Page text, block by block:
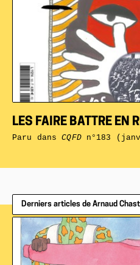
LES FAIRE BATTRE EN
Paru dansCQFDn°183
Derniers articles de Arnaud